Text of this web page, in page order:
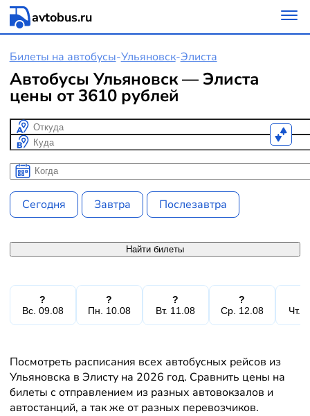
avtobus.ru
Билеты на автобусы-Ульяновск-Элиста
Автобусы Ульяновск — Элиста
цены от 3610 рублей
Откуда
Куда
Когда
Когда
Сегодня Завтра Послезавтра
Найти билеты
?
Вс. 09.08
?
Пн. 10.08
?
Вт. 11.08
?
Ср. 12.08
Чт.
Посмотреть расписания всех автобусных рейсов из
Ульяновска в Элисту на 2026 год. Сравнить цены на
билеты с отправлением из разных автовокзалов и
автостанций, а так же от разных перевозчиков.